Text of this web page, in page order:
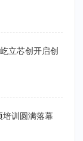
立芯创开启创
训圆满落幕